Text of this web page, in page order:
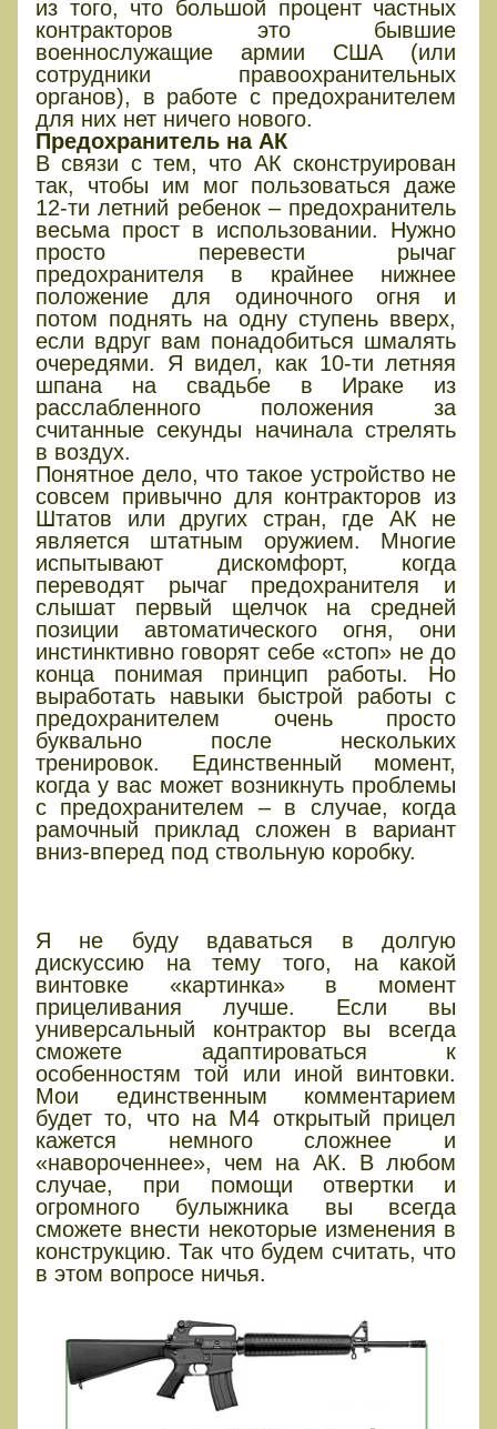
из того, что большой процент частных
контракторов это бывшие
военнослужащие армии США (или
сотрудники правоохранительных
органов), в работе с предохранителем
для них нет ничего нового.
Предохранитель на АК
В связи с тем, что АК сконструирован
так, чтобы им мог пользоваться даже
12-ти летний ребенок – предохранитель
весьма прост в использовании. Нужно
просто перевести рычаг
предохранителя в крайнее нижнее
положение для одиночного огня и
потом поднять на одну ступень вверх,
если вдруг вам понадобиться шмалять
очередями. Я видел, как 10-ти летняя
шпана на свадьбе в Ираке из
расслабленного положения за
считанные секунды начинала стрелять
в воздух.
Понятное дело, что такое устройство не
совсем привычно для контракторов из
Штатов или других стран, где АК не
является штатным оружием. Многие
испытывают дискомфорт, когда
переводят рычаг предохранителя и
слышат первый щелчок на средней
позиции автоматического огня, они
инстинктивно говорят себе «стоп» не до
конца понимая принцип работы. Но
выработать навыки быстрой работы с
предохранителем очень просто
буквально после нескольких
тренировок. Единственный момент,
когда у вас может возникнуть проблемы
с предохранителем – в случае, когда
рамочный приклад сложен в вариант
вниз-вперед под ствольную коробку.
Я не буду вдаваться в долгую
дискуссию на тему того, на какой
винтовке «картинка» в момент
прицеливания лучше. Если вы
универсальный контрактор вы всегда
сможете адаптироваться к
особенностям той или иной винтовки.
Мои единственным комментарием
будет то, что на М4 открытый прицел
кажется немного сложнее и
«навороченнее», чем на АК. В любом
случае, при помощи отвертки и
огромного булыжника вы всегда
сможете внести некоторые изменения в
конструкцию. Так что будем считать, что
в этом вопросе ничья.